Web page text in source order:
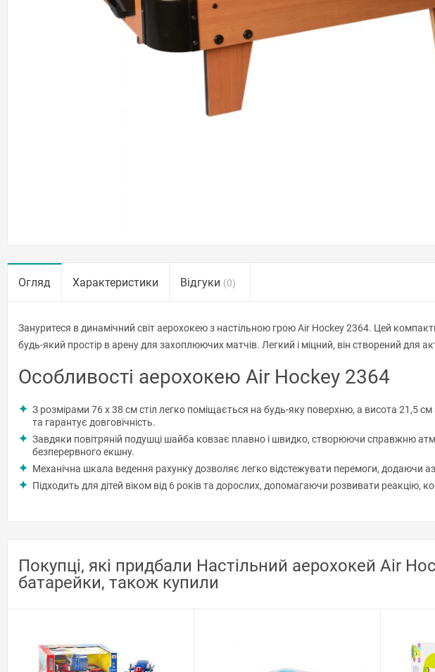
Огляд Характеристики Відгуки (0)
Зануритеся в динамічний світ аерохокею з настільною грою Air Hockey 2364. Цей
будь-який простір в арену для захоплюючих матчів. Легкий і міцний, він створений для
Особливості аерохокею Air Hockey 2364
З розмірами 76 х 38 см стіл легко поміщається на будь-яку поверхню, а висота 21,5
та гарантує довговічність.
Завдяки повітряній подушці шайба ковзає плавно і швидко, створюючи справжню
безперервного екшну.
Механічна шкала ведення рахунку дозволяє легко відстежувати перемоги, додаючи
Підходить для дітей віком від 6 років та дорослих, допомагаючи розвивати реакцію,
Покупці, які придбали Настільний аерохокей Air
батарейки, також купили